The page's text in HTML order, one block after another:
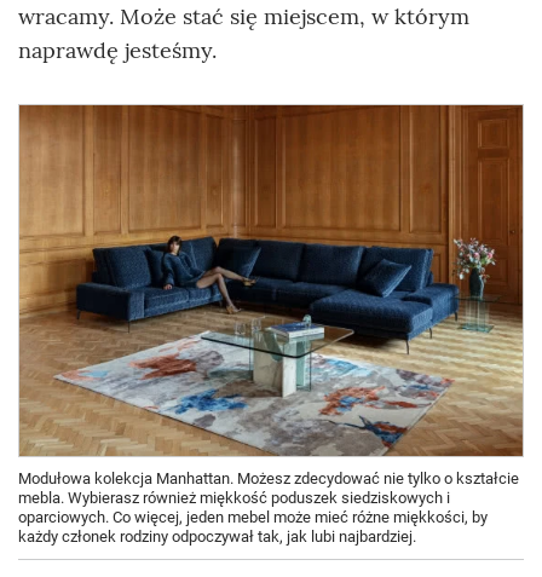
wracamy. Może stać się miejscem, w którym
naprawdę jesteśmy.
Modułowa kolekcja Manhattan. Możesz zdecydować nie tylko o kształcie
mebla. Wybierasz również miękkość poduszek siedziskowych i
oparciowych. Co więcej, jeden mebel może mieć różne miękkości, by
każdy członek rodziny odpoczywał tak, jak lubi najbardziej.